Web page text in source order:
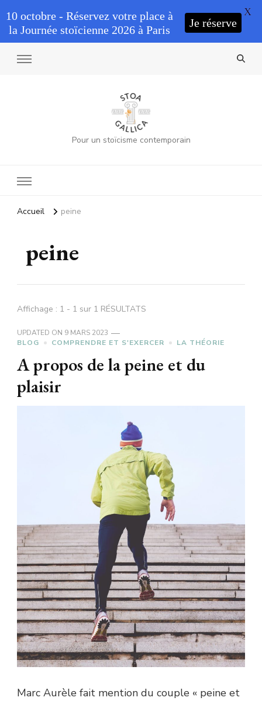
Pour un stoïcisme contemporain
Accueil peine
peine
Affichage : 1 - 1 sur 1 RÉSULTATS
UPDATED ON 9 MARS 2023
BLOG
COMPRENDRE ET S'EXERCER LA THÉORIE
A propos de la peine et du
plaisir
Marc Aurèle fait mention du couple « peine et
10 octobre - Réservez votre place à
la Journée stoïcienne 2026 à Paris
Je réserve
X